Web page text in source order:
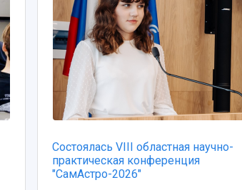
Состоялась VIII областная научно-
практическая конференция
"СамАстро-2026"